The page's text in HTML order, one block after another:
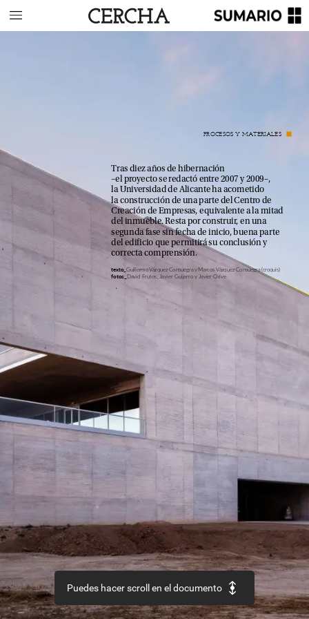
PROCESOS Y MATERIALES
Tras diezaños de hibernación
–el proyectoseredactó entre 2007 y 2009–,
la Universidadde Alicanteha acometido
la construcciónde unaparte delCentro de
Creaciónde Empresas, equivalente alamitad
delinmueble.Restaporconstruir, enuna
segundafase sinfechade inicio, buenaparte
deledificio que permitirásu conclusióny
correctacomprensión.
texto_GuillermoVázquezConsuegrayMarcosVázquezConsuegra(croquis)
fotos_ David Frutos,Javier GuijarroyJavier Orive
Puedes hacer scroll en el documento